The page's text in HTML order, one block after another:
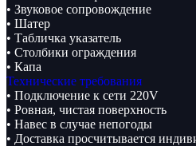
• Звуковое сопровождение
• Шатер
• Табличка указатель
• Столбики ограждения
• Капа
Технические требования
• Подключение к сети 220V
• Ровная, чистая поверхность
• Навес в случае непогоды
• Доставка просчитывается